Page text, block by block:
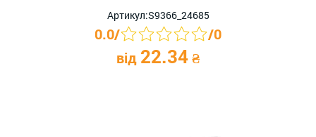
Артикул:S9366_24685
0.0/ /0
від 22.34₴